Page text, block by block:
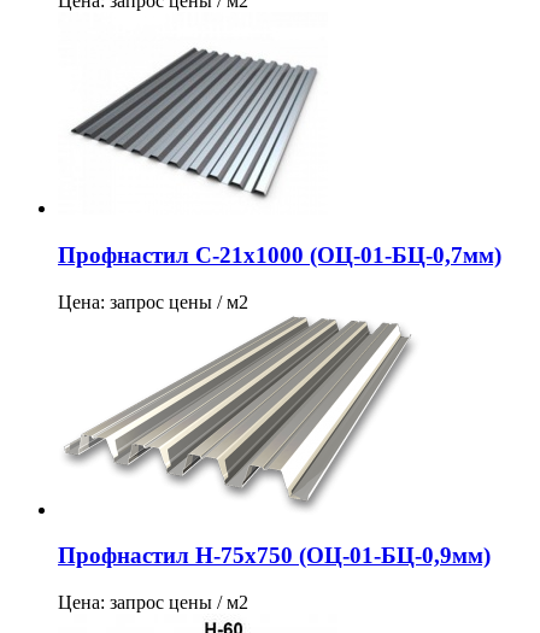
Профнастил С-21х1000 (ОЦ-01-БЦ-0,7мм)
Цена: запрос цены / м2
Профнастил Н-75х750 (ОЦ-01-БЦ-0,9мм)
Цена: запрос цены / м2